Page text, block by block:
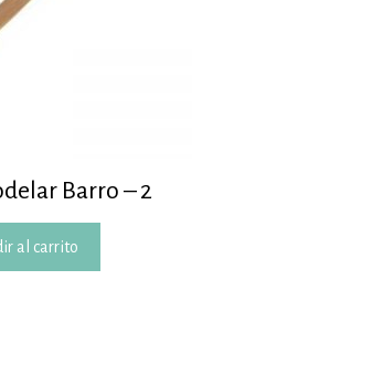
Barro – 2
al carrito